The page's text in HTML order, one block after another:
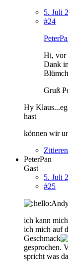
5. Juli
#24
Hi, vor
Dank
Gruß
Hy
hast
können wir
Zitieren
PeterPan
Gast
5. Juli
#25
ich kann
ich mich auf
Geschmack
gesprochen.
spricht was